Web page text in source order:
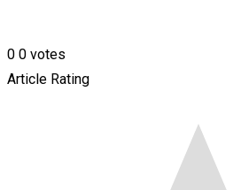
0 0 votes
Article Rating